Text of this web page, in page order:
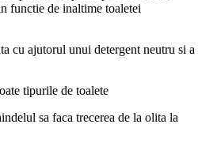
functie de inaltime toaletei
cu ajutorul unui detergent neutru si a
tipurile de toalete
sa faca trecerea de la olita la